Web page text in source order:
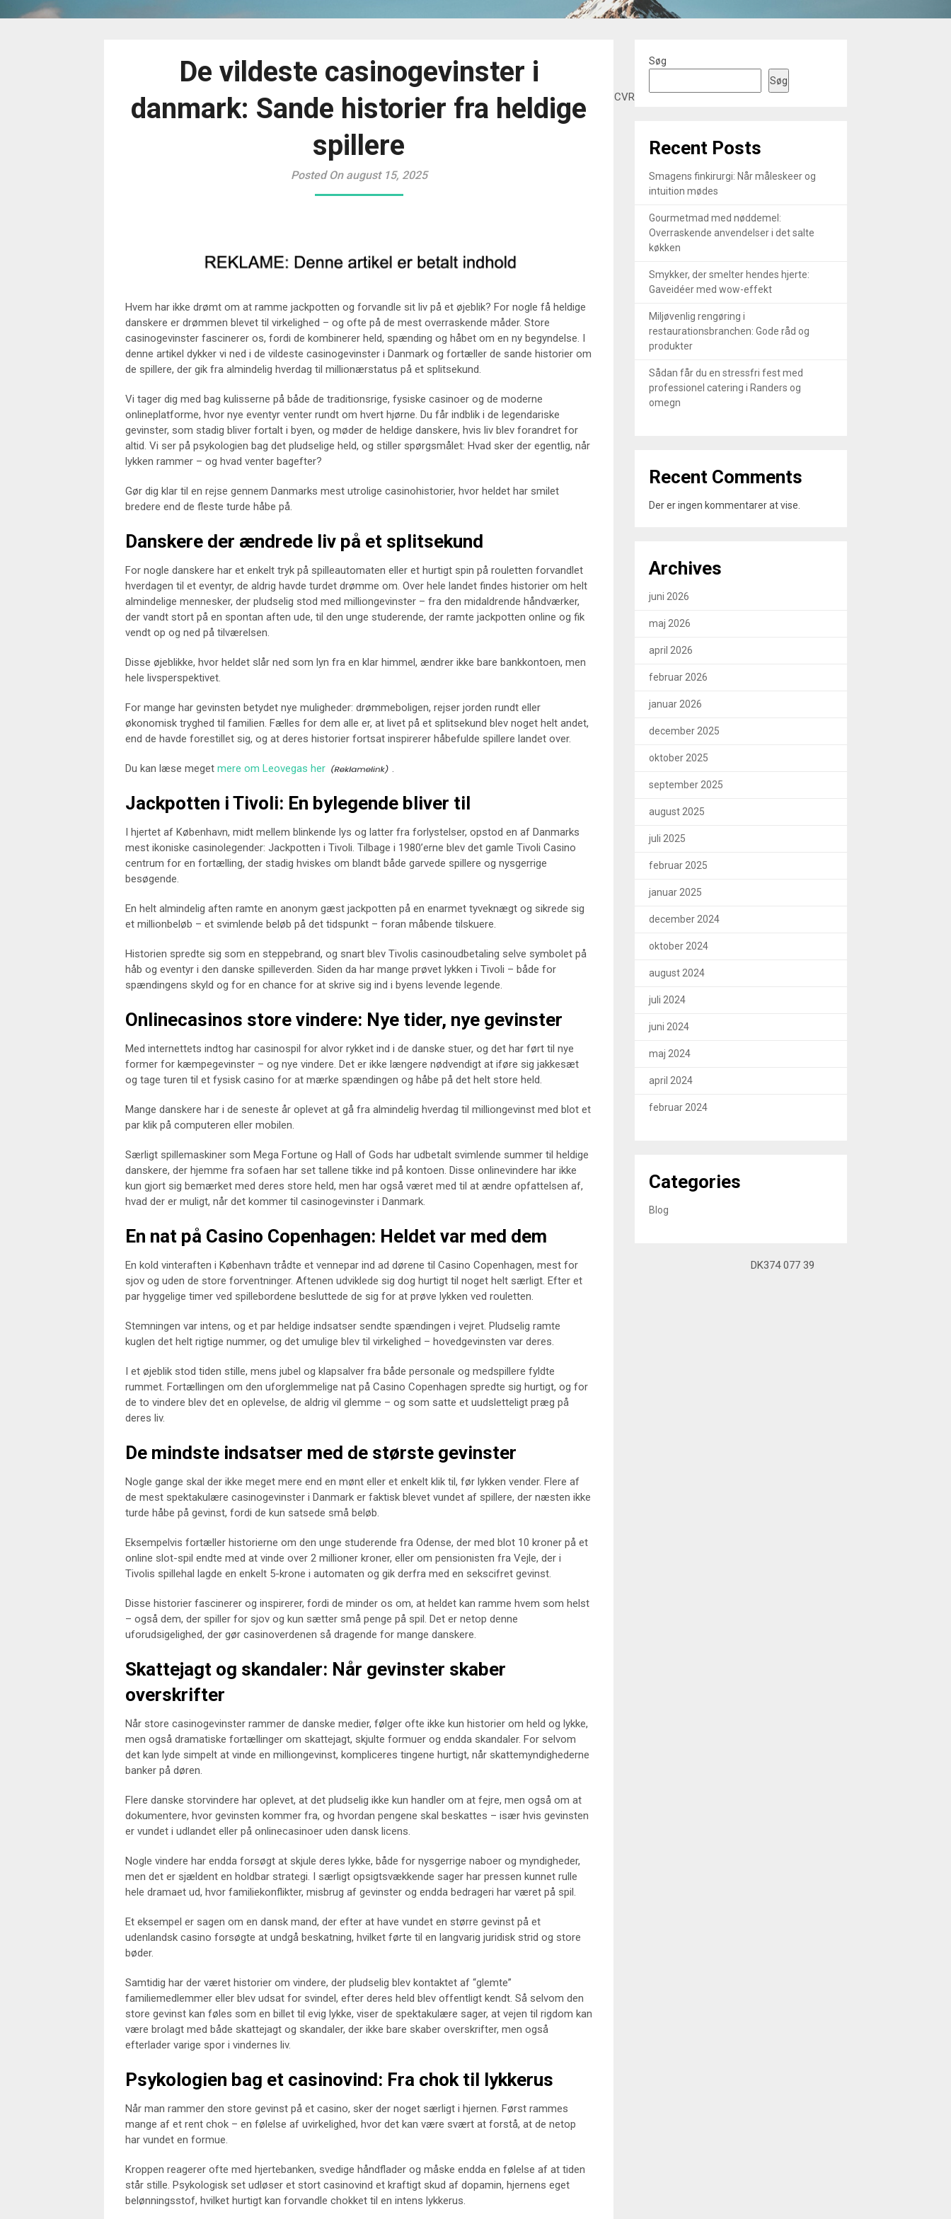
De vildeste casinogevinster i
danmark: Sande historier fra heldige
spillere
Posted On august 15, 2025
Hvem har ikke drømt om at ramme jackpotten og forvandle sit liv på et øjeblik? For nogle få heldige
danskere er drømmen blevet til virkelighed – og ofte på de mest overraskende måder. Store
casinogevinster fascinerer os, fordi de kombinerer held, spænding og håbet om en ny begyndelse. I
denne artikel dykker vi ned i de vildeste casinogevinster i Danmark og fortæller de sande historier om
de spillere, der gik fra almindelig hverdag til millionærstatus på et splitsekund.
Vi tager dig med bag kulisserne på både de traditionsrige, fysiske casinoer og de moderne
onlineplatforme, hvor nye eventyr venter rundt om hvert hjørne. Du får indblik i de legendariske
gevinster, som stadig bliver fortalt i byen, og møder de heldige danskere, hvis liv blev forandret for
altid. Vi ser på psykologien bag det pludselige held, og stiller spørgsmålet: Hvad sker der egentlig, når
lykken rammer – og hvad venter bagefter?
Gør dig klar til en rejse gennem Danmarks mest utrolige casinohistorier, hvor heldet har smilet
bredere end de fleste turde håbe på.
Danskere der ændrede liv på et splitsekund
For nogle danskere har et enkelt tryk på spilleautomaten eller et hurtigt spin på rouletten forvandlet
hverdagen til et eventyr, de aldrig havde turdet drømme om. Over hele landet findes historier om helt
almindelige mennesker, der pludselig stod med milliongevinster – fra den midaldrende håndværker,
der vandt stort på en spontan aften ude, til den unge studerende, der ramte jackpotten online og fik
vendt op og ned på tilværelsen.
Disse øjeblikke, hvor heldet slår ned som lyn fra en klar himmel, ændrer ikke bare bankkontoen, men
hele livsperspektivet.
For mange har gevinsten betydet nye muligheder: drømmeboligen, rejser jorden rundt eller
økonomisk tryghed til familien. Fælles for dem alle er, at livet på et splitsekund blev noget helt andet,
end de havde forestillet sig, og at deres historier fortsat inspirerer håbefulde spillere landet over.
Du kan læse meget mere om Leovegas her .
Jackpotten i Tivoli: En bylegende bliver til
I hjertet af København, midt mellem blinkende lys og latter fra forlystelser, opstod en af Danmarks
mest ikoniske casinolegender: Jackpotten i Tivoli. Tilbage i 1980’erne blev det gamle Tivoli Casino
centrum for en fortælling, der stadig hviskes om blandt både garvede spillere og nysgerrige
besøgende.
En helt almindelig aften ramte en anonym gæst jackpotten på en enarmet tyveknægt og sikrede sig
et millionbeløb – et svimlende beløb på det tidspunkt – foran måbende tilskuere.
Historien spredte sig som en steppebrand, og snart blev Tivolis casinoudbetaling selve symbolet på
håb og eventyr i den danske spilleverden. Siden da har mange prøvet lykken i Tivoli – både for
spændingens skyld og for en chance for at skrive sig ind i byens levende legende.
Onlinecasinos store vindere: Nye tider, nye gevinster
Med internettets indtog har casinospil for alvor rykket ind i de danske stuer, og det har ført til nye
former for kæmpegevinster – og nye vindere. Det er ikke længere nødvendigt at iføre sig jakkesæt
og tage turen til et fysisk casino for at mærke spændingen og håbe på det helt store held.
Mange danskere har i de seneste år oplevet at gå fra almindelig hverdag til milliongevinst med blot et
par klik på computeren eller mobilen.
Særligt spillemaskiner som Mega Fortune og Hall of Gods har udbetalt svimlende summer til heldige
danskere, der hjemme fra sofaen har set tallene tikke ind på kontoen. Disse onlinevindere har ikke
kun gjort sig bemærket med deres store held, men har også været med til at ændre opfattelsen af,
hvad der er muligt, når det kommer til casinogevinster i Danmark.
En nat på Casino Copenhagen: Heldet var med dem
En kold vinteraften i København trådte et vennepar ind ad dørene til Casino Copenhagen, mest for
sjov og uden de store forventninger. Aftenen udviklede sig dog hurtigt til noget helt særligt. Efter et
par hyggelige timer ved spillebordene besluttede de sig for at prøve lykken ved rouletten.
Stemningen var intens, og et par heldige indsatser sendte spændingen i vejret. Pludselig ramte
kuglen det helt rigtige nummer, og det umulige blev til virkelighed – hovedgevinsten var deres.
I et øjeblik stod tiden stille, mens jubel og klapsalver fra både personale og medspillere fyldte
rummet. Fortællingen om den uforglemmelige nat på Casino Copenhagen spredte sig hurtigt, og for
de to vindere blev det en oplevelse, de aldrig vil glemme – og som satte et uudsletteligt præg på
deres liv.
De mindste indsatser med de største gevinster
Nogle gange skal der ikke meget mere end en mønt eller et enkelt klik til, før lykken vender. Flere af
de mest spektakulære casinogevinster i Danmark er faktisk blevet vundet af spillere, der næsten ikke
turde håbe på gevinst, fordi de kun satsede små beløb.
Eksempelvis fortæller historierne om den unge studerende fra Odense, der med blot 10 kroner på et
online slot-spil endte med at vinde over 2 millioner kroner, eller om pensionisten fra Vejle, der i
Tivolis spillehal lagde en enkelt 5-krone i automaten og gik derfra med en sekscifret gevinst.
Disse historier fascinerer og inspirerer, fordi de minder os om, at heldet kan ramme hvem som helst
– også dem, der spiller for sjov og kun sætter små penge på spil. Det er netop denne
uforudsigelighed, der gør casinoverdenen så dragende for mange danskere.
Skattejagt og skandaler: Når gevinster skaber
overskrifter
Når store casinogevinster rammer de danske medier, følger ofte ikke kun historier om held og lykke,
men også dramatiske fortællinger om skattejagt, skjulte formuer og endda skandaler. For selvom
det kan lyde simpelt at vinde en milliongevinst, kompliceres tingene hurtigt, når skattemyndighederne
banker på døren.
Flere danske storvindere har oplevet, at det pludselig ikke kun handler om at fejre, men også om at
dokumentere, hvor gevinsten kommer fra, og hvordan pengene skal beskattes – især hvis gevinsten
er vundet i udlandet eller på onlinecasinoer uden dansk licens.
Nogle vindere har endda forsøgt at skjule deres lykke, både for nysgerrige naboer og myndigheder,
men det er sjældent en holdbar strategi. I særligt opsigtsvækkende sager har pressen kunnet rulle
hele dramaet ud, hvor familiekonflikter, misbrug af gevinster og endda bedrageri har været på spil.
Et eksempel er sagen om en dansk mand, der efter at have vundet en større gevinst på et
udenlandsk casino forsøgte at undgå beskatning, hvilket førte til en langvarig juridisk strid og store
bøder.
Samtidig har der været historier om vindere, der pludselig blev kontaktet af “glemte”
familiemedlemmer eller blev udsat for svindel, efter deres held blev offentligt kendt. Så selvom den
store gevinst kan føles som en billet til evig lykke, viser de spektakulære sager, at vejen til rigdom kan
være brolagt med både skattejagt og skandaler, der ikke bare skaber overskrifter, men også
efterlader varige spor i vindernes liv.
Psykologien bag et casinovind: Fra chok til lykkerus
Når man rammer den store gevinst på et casino, sker der noget særligt i hjernen. Først rammes
mange af et rent chok – en følelse af uvirkelighed, hvor det kan være svært at forstå, at de netop
har vundet en formue.
Kroppen reagerer ofte med hjertebanken, svedige håndflader og måske endda en følelse af at tiden
står stille. Psykologisk set udløser et stort casinovind et kraftigt skud af dopamin, hjernens eget
belønningsstof, hvilket hurtigt kan forvandle chokket til en intens lykkerus.
Søg
Søg
Recent Posts
Smagens finkirurgi: Når måleskeer og
intuition mødes
Gourmetmad med nøddemel:
Overraskende anvendelser i det salte
køkken
Smykker, der smelter hendes hjerte:
Gaveidéer med wow-effekt
Miljøvenlig rengøring i
restaurationsbranchen: Gode råd og
produkter
Sådan får du en stressfri fest med
professionel catering i Randers og
omegn
Recent Comments
Der er ingen kommentarer at vise.
Archives
juni 2026
maj 2026
april 2026
februar 2026
januar 2026
december 2025
oktober 2025
september 2025
august 2025
juli 2025
februar 2025
januar 2025
december 2024
oktober 2024
august 2024
juli 2024
juni 2024
maj 2024
april 2024
februar 2024
Categories
Blog
CVR
DK374 077 39